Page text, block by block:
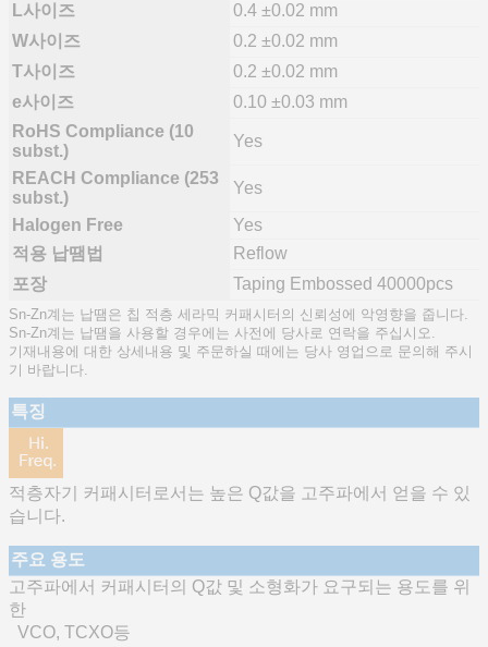
L사이즈
0.4 ±0.02 mm
W사이즈
0.2 ±0.02 mm
T사이즈
0.2 ±0.02 mm
e사이즈
0.10 ±0.03 mm
RoHS Compliance (10
subst.)
Yes
REACH Compliance (253
subst.)
Yes
Halogen Free
Yes
적용 납땜법
Reflow
포장
Taping Embossed 40000pcs
Sn-Zn계는 납땜은 칩 적층 세라믹 커패시터의 신뢰성에 악영향을 줍니다.
Sn-Zn계는 납땜을 사용할 경우에는 사전에 당사로 연락을 주십시오.
기재내용에 대한 상세내용 및 주문하실 때에는 당사 영업으로 문의해 주시
기 바랍니다.
특징
적층자기 커패시터로서는 높은 Q값을 고주파에서 얻을 수 있
습니다.
주요 용도
고주파에서 커패시터의 Q값 및 소형화가 요구되는 용도를 위
한
VCO, TCXO등